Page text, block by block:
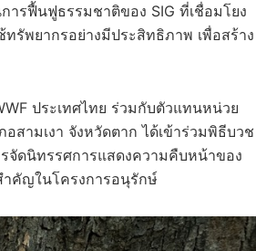
รฟื้นฟูธรรมชาติของ SIG ที่เชื่อมโยง
รัพยากรอย่างมีประสิทธิภาพ เพื่อสร้าง
ประเทศไทย ร่วมกับตัวแทนหน่วย
สามเงา จังหวัดตาก ได้เข้าร่วมพิธีบวช
จัดนิทรรศการแสดงความคืบหน้าของ
คัญในโครงการอนุรักษ์